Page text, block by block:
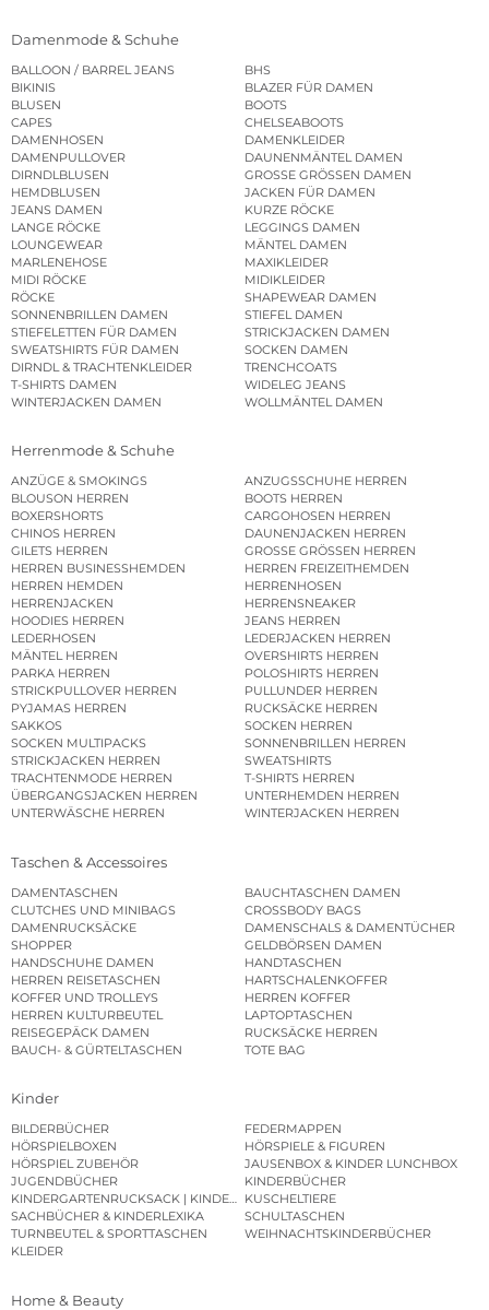
Damenmode & Schuhe
BALLOON / BARREL JEANS
BHS
BIKINIS
BLAZER FÜR DAMEN
BLUSEN
BOOTS
CAPES
CHELSEABOOTS
DAMENHOSEN
DAMENKLEIDER
DAMENPULLOVER
DAUNENMÄNTEL DAMEN
DIRNDLBLUSEN
GROSSE GRÖSSEN DAMEN
HEMDBLUSEN
JACKEN FÜR DAMEN
JEANS DAMEN
KURZE RÖCKE
LANGE RÖCKE
LEGGINGS DAMEN
LOUNGEWEAR
MÄNTEL DAMEN
MARLENEHOSE
MAXIKLEIDER
MIDI RÖCKE
MIDIKLEIDER
RÖCKE
SHAPEWEAR DAMEN
SONNENBRILLEN DAMEN
STIEFEL DAMEN
STIEFELETTEN FÜR DAMEN
STRICKJACKEN DAMEN
SWEATSHIRTS FÜR DAMEN
SOCKEN DAMEN
DIRNDL & TRACHTENKLEIDER
TRENCHCOATS
T-SHIRTS DAMEN
WIDELEG JEANS
WINTERJACKEN DAMEN
WOLLMÄNTEL DAMEN
Herrenmode & Schuhe
ANZÜGE & SMOKINGS
ANZUGSSCHUHE HERREN
BLOUSON HERREN
BOOTS HERREN
BOXERSHORTS
CARGOHOSEN HERREN
CHINOS HERREN
DAUNENJACKEN HERREN
GILETS HERREN
GROSSE GRÖSSEN HERREN
HERREN BUSINESSHEMDEN
HERREN FREIZEITHEMDEN
HERREN HEMDEN
HERRENHOSEN
HERRENJACKEN
HERRENSNEAKER
HOODIES HERREN
JEANS HERREN
LEDERHOSEN
LEDERJACKEN HERREN
MÄNTEL HERREN
OVERSHIRTS HERREN
PARKA HERREN
POLOSHIRTS HERREN
STRICKPULLOVER HERREN
PULLUNDER HERREN
PYJAMAS HERREN
RUCKSÄCKE HERREN
SAKKOS
SOCKEN HERREN
SOCKEN MULTIPACKS
SONNENBRILLEN HERREN
STRICKJACKEN HERREN
SWEATSHIRTS
TRACHTENMODE HERREN
T-SHIRTS HERREN
ÜBERGANGSJACKEN HERREN
UNTERHEMDEN HERREN
UNTERWÄSCHE HERREN
WINTERJACKEN HERREN
Taschen & Accessoires
DAMENTASCHEN
BAUCHTASCHEN DAMEN
CLUTCHES UND MINIBAGS
CROSSBODY BAGS
DAMENRUCKSÄCKE
DAMENSCHALS & DAMENTÜCHER
SHOPPER
GELDBÖRSEN DAMEN
HANDSCHUHE DAMEN
HANDTASCHEN
HERREN REISETASCHEN
HARTSCHALENKOFFER
KOFFER UND TROLLEYS
HERREN KOFFER
HERREN KULTURBEUTEL
LAPTOPTASCHEN
REISEGEPÄCK DAMEN
RUCKSÄCKE HERREN
BAUCH- & GÜRTELTASCHEN
TOTE BAG
Kinder
BILDERBÜCHER
FEDERMAPPEN
HÖRSPIELBOXEN
HÖRSPIELE & FIGUREN
HÖRSPIEL ZUBEHÖR
JAUSENBOX & KINDER LUNCHBOX
JUGENDBÜCHER
KINDERBÜCHER
KINDERGARTENRUCKSACK | KINDERGARTENBEUTEL
KUSCHELTIERE
SACHBÜCHER & KINDERLEXIKA
SCHULTASCHEN
TURNBEUTEL & SPORTTASCHEN
WEIHNACHTSKINDERBÜCHER
KLEIDER
Home & Beauty